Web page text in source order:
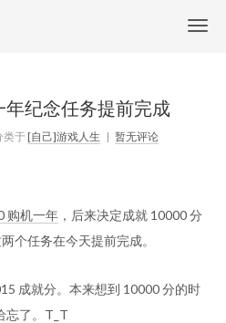
纪念任务提前完成
类于[自己]游戏人生 | 暂无评论
购机一年 ，后来决定成就 10000 分
个任务在今天提前完成。
成就分。本来想到 10000 分的时
忘了。T_T